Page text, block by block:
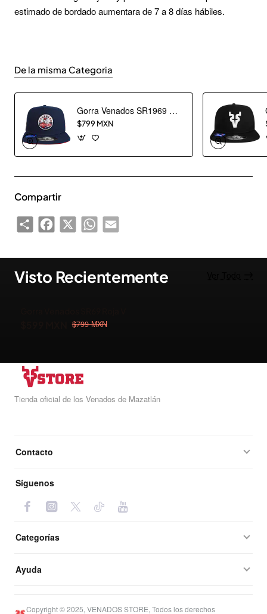
estimado de bordado aumentara de 7 a 8 días hábiles.
De la misma Categoria
Gorra Venados SR1969 Marino Escudo
$799 MXN
Compartir
ShareFacebook
X WhatsAppEmail
Visto Recientemente
$799 MXN
Tienda oficial de los Venados de Mazatlán
Contacto
Síguenos
Categorías
Ayuda
Copyright © 2025, VENADOS STORE, Todos los derechos